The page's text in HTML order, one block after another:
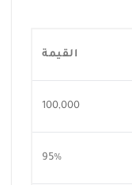
القيمة
100,000
95%